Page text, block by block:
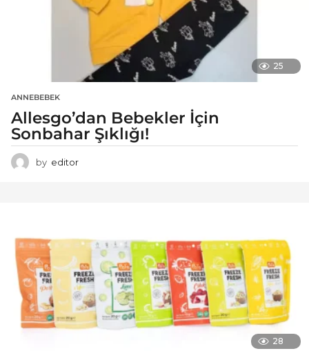
25
ANNEBEBEK
Allesgo’dan Bebekler İçin
Sonbahar Şıklığı!
by editor
28